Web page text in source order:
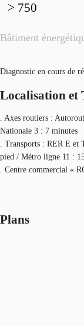
Bâtiment
> 750
Diagnostic en cours de
Localisation et
. Axes routiers :
Nationale 3 : 7 minutes
. Transports : RER E et
pied / Métro ligne 11 :
. Centre commercial «
Plans